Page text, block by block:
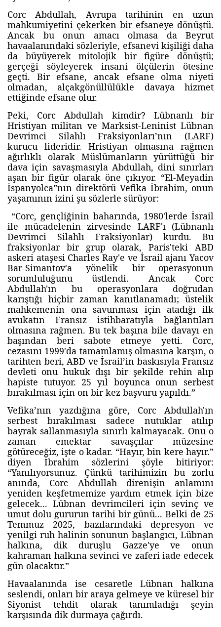
Corc Abdullah, Avrupa tarihinin en uzun
mahkumiyetini çekerken bir efsaneye dönüştü.
Ancak bu onun amacı olmasa da Beyrut
havaalanındaki sözleriyle, efsanevi kişiliği daha
da büyüyerek mitolojik bir figüre dönüştü;
gerçeği söyleyerek insani ölçülerin ötesine
geçti. Bir efsane, ancak efsane olma niyeti
olmadan, alçakgönüllülükle davaya hizmet
ettiğinde efsane olur.
Peki, Corc Abdullah kimdir? Lübnanlı bir
Hristiyan militan ve Marksist-Leninist Lübnan
Devrimci Silahlı Fraksiyonları’nın (LARF)
kurucu lideridir. Hristiyan olmasına rağmen
ağırlıklı olarak Müslümanların yürüttüğü bir
dava için savaşmasıyla Abdullah, dini sınırları
aşan bir figür olarak öne çıkıyor. “El-Meyadin
İspanyolca”nın direktörü Vefika İbrahim, onun
yaşamının izini şu sözlerle sürüyor:
“Corc, gençliğinin baharında, 1980'lerde İsrail
ile mücadelenin zirvesinde LARF'ı (Lübnanlı
Devrimci Silahlı Fraksiyonlar) kurdu. Bu
fraksiyonlar bir grup olarak, Paris'teki ABD
askeri ataşesi Charles Ray'e ve İsrail ajanı Yacov
Bar-Simantov'a yönelik bir operasyonun
sorumluluğunu üstlendi. Ancak Corc
Abdullah'ın bu operasyonlara doğrudan
karıştığı hiçbir zaman kanıtlanamadı; üstelik
mahkemenin ona savunması için atadığı ilk
avukatın Fransız istihbaratıyla bağlantıları
olmasına rağmen. Bu tek başına bile davayı en
başından beri sabote etmeye yetti. Corc,
cezasını 1999'da tamamlamış olmasına karşın, o
tarihten beri, ABD ve İsrail’in baskısıyla Fransız
devleti onu hukuk dışı bir şekilde rehin alıp
hapiste tutuyor. 25 yıl boyunca onun serbest
bırakılması için on bir kez başvuru yapıldı.”
Vefika’nın yazdığına göre, Corc Abdullah'ın
serbest bırakılması sadece nutuklar atılıp
bayrak sallanmasıyla sınırlı kalmayacak. Onu o
zaman emektar savaşçılar müzesine
götüreceğiz, işte o kadar. “Hayır, bin kere hayır.”
diyen İbrahim sözlerini şöyle bitiriyor:
“Yanılıyorsunuz. Çünkü tarihimizin bu zorlu
anında, Corc Abdullah direnişin anlamını
yeniden keşfetmemize yardım etmek için bize
gelecek... Lübnan devrimcileri için sevinç ve
umut dolu gururun tarihi bir günü... Belki de 25
Temmuz 2025, bazılarındaki depresyon ve
yenilgi ruh halinin sonunun başlangıcı, Lübnan
halkına, dik duruşlu Gazze'ye ve onun
kahraman halkına sevinci ve zaferi iade edecek
gün olacaktır.”
Havaalanında ise cesaretle Lübnan halkına
seslendi, onları bir araya gelmeye ve küresel bir
Siyonist tehdit olarak tanımladığı şeyin
karşısında dik durmaya çağırdı.